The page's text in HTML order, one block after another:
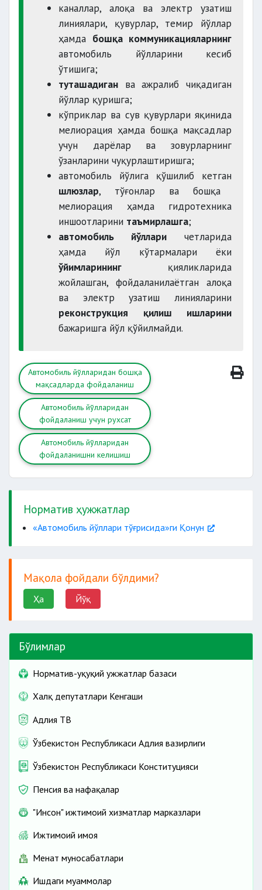
каналлар, алоқа ва электр узатиш
линиялари, қувурлар, темир йўллар
ҳамда бошқа коммуникацияларнинг
автомобиль йўлларини кесиб
ўтишига;
туташадиган ва ажралиб чиқадиган
йўллар қуришга;
кўприклар ва сув қувурлари яқинида
мелиорация ҳамда бошқа мақсадлар
учун дарёлар ва зовурларнинг
ўзанларини чуқурлаштиришга;
автомобиль йўлига қўшилиб кетган
шлюзлар, тўғонлар ва бошқа
мелиорация ҳамда гидротехника
иншоотларини таъмирлашга;
автомобиль йўллари четларида
ҳамда йўл кўтармалари ёки
ўйимларининг қияликларида
жойлашган, фойдаланилаётган алоқа
ва электр узатиш линияларини
реконструкция қилиш ишларини
бажаришга йўл қўйилмайди.
Автомобиль йўлларидан бошқа
мақсадларда фойдаланиш
Автомобиль йўлларидан
фойдаланиш учун рухсат
Автомобиль йўлларидан
фойдаланишни келишиш
Норматив ҳужжатлар
«Автомобиль йўллари тўғрисида»ги Қонун
Мақола фойдали бўлдими?
Ҳа Йўқ
Бўлимлар
Норматив-ҳуқуқий ҳужжатлар базаси
Халқ депутатлари Кенгаши
Адлия ТВ
Ўзбекистон Республикаси Адлия вазирлиги
Ўзбекистон Республикаси Конституцияси
Пенсия ва нафақалар
"Инсон" ижтимоий хизматлар марказлари
Ижтимоий ҳимоя
Меҳнат муносабатлари
Ишдаги муаммолар